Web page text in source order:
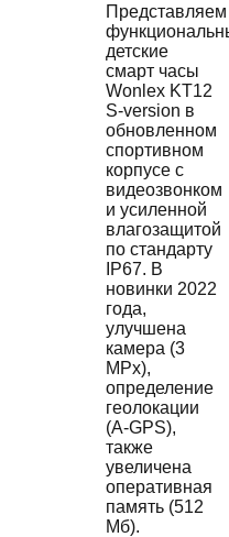
Представляем
детские
смарт часы
Wonlex KT12
S-version в
обновленном
спортивном
корпусе с
видеозвонком
и усиленной
влагозащитой
по стандарту
IP67. В
новинки 2022
года,
улучшена
камера (3
MPx),
определение
геолокации
(A-GPS),
также
увеличена
оперативная
память (512
Мб).